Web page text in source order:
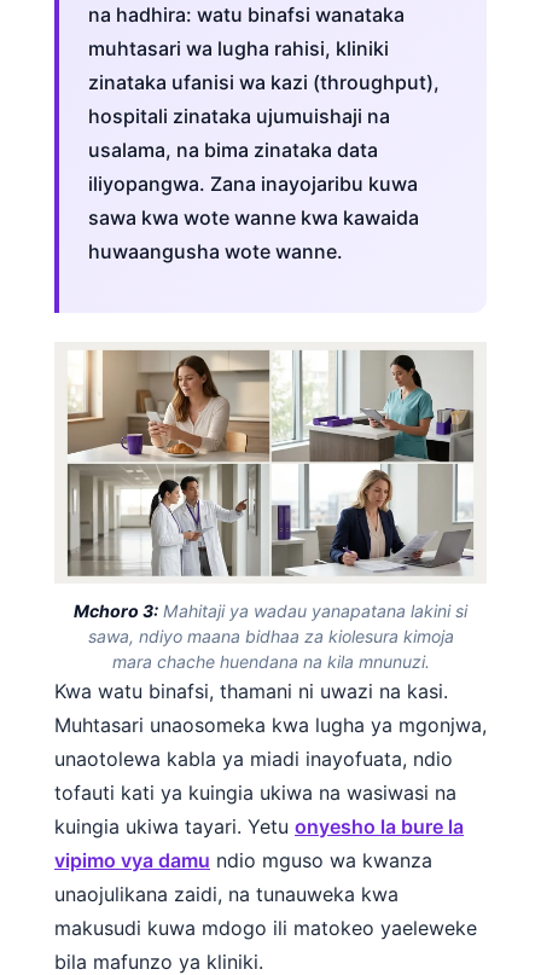
na hadhira: watu binafsi wanataka
muhtasari wa lugha rahisi, kliniki
zinataka ufanisi wa kazi (throughput),
hospitali zinataka ujumuishaji na
usalama, na bima zinataka data
iliyopangwa. Zana inayojaribu kuwa
sawa kwa wote wanne kwa kawaida
huwaangusha wote wanne.
Mchoro 3: Mahitaji ya wadau yanapatana lakini si
sawa, ndiyo maana bidhaa za kiolesura kimoja
mara chache huendana na kila mnunuzi.
Kwa watu binafsi, thamani ni uwazi na kasi.
Muhtasari unaosomeka kwa lugha ya mgonjwa,
unaotolewa kabla ya miadi inayofuata, ndio
tofauti kati ya kuingia ukiwa na wasiwasi na
kuingia ukiwa tayari. Yetu onyesho la bure la
vipimo vya damu ndio mguso wa kwanza
unaojulikana zaidi, na tunauweka kwa
makusudi kuwa mdogo ili matokeo yaeleweke
bila mafunzo ya kliniki.